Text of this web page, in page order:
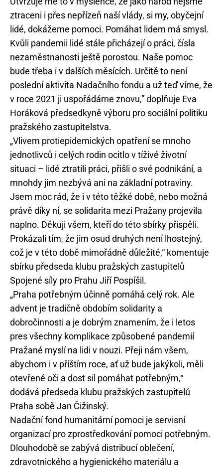
ztraceni i přes nepřízeň naší vlády, si my, obyčejní
lidé, dokážeme pomoci. Pomáhat lidem má smysl.
Kvůli pandemii lidé stále přicházejí o práci, čísla
nezaměstnanosti ještě porostou. Naše pomoc
bude třeba i v dalších měsících. Určitě to není
poslední aktivita Nadačního fondu a už teď víme, že
v roce 2021 ji uspořádáme znovu,” doplňuje Eva
Horáková předsedkyně výboru pro sociální politiku
pražského zastupitelstva.
„Vlivem protiepidemických opatření se mnoho
jednotlivců i celých rodin ocitlo v tíživé životní
situaci – lidé ztratili práci, přišli o své podnikání, a
mnohdy jim nezbývá ani na základní potraviny.
Jsem moc rád, že i v této těžké době, nebo možná
právě díky ní, se solidarita mezi Pražany projevila
naplno. Děkuji všem, kteří do této sbírky přispěli.
Prokázali tím, že jim osud druhých není lhostejný,
což je v této době mimořádně důležité,“ komentuje
sbírku předseda klubu pražských zastupitelů
Spojené síly pro Prahu Jiří Pospíšil.
„Praha potřebným účinně pomáhá celý rok. Ale
advent je tradičně obdobím solidarity a
dobročinnosti a je dobrým znamením, že i letos
pres všechny komplikace způsobené pandemií
Pražané myslí na lidi v nouzi. Přeji nám všem,
abychom i v příštím roce, ať už bude jakýkoli, měli
otevřené oči a dost sil pomáhat potřebným,“
dodává předseda klubu pražských zastupitelů
Praha sobě Jan Čižinský.
Nadační fond humanitární pomoci je servisní
organizací pro zprostředkování pomoci potřebným.
Dlouhodobě se zabývá distribucí oblečení,
zdravotnického a hygienického materiálu a